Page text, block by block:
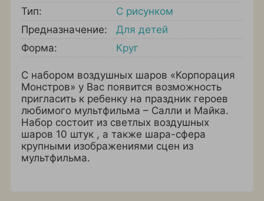
Тип:
С рисунком
Предназначение:
Для детей
Форма:
Круг
С набором воздушных шаров «Корпорация
Монстров» у Вас появится возможность
пригласить к ребенку на праздник героев
любимого мультфильма – Салли и Майка.
Набор состоит из светлых воздушных
шаров 10 штук , а также шара-сфера
крупными изображениями сцен из
мультфильма.